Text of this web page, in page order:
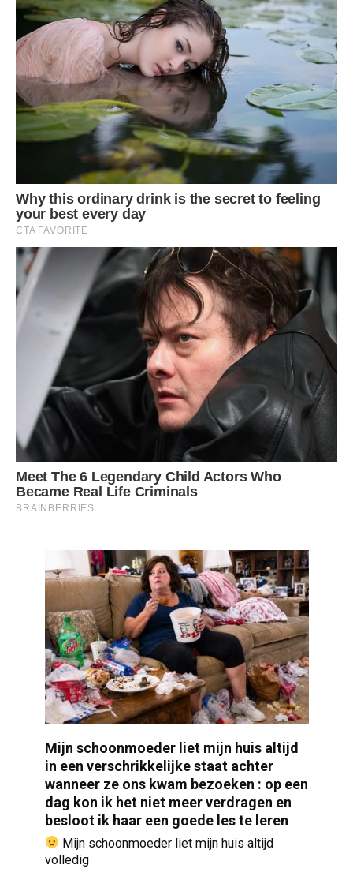
Mijn schoonmoeder liet mijn huis altijd
in een verschrikkelijke staat achter
wanneer ze ons kwam bezoeken : op een
dag kon ik het niet meer verdragen en
besloot ik haar een goede les te leren
Mijn schoonmoeder liet mijn huis altijd
volledig